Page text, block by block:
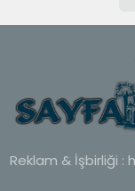
Reklam & İşbirliği :